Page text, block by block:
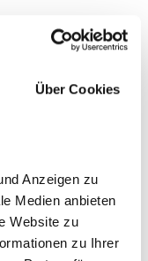
Über Cookies
Anzeigen zu
Medien anbieten
Website zu
zu Ihrer